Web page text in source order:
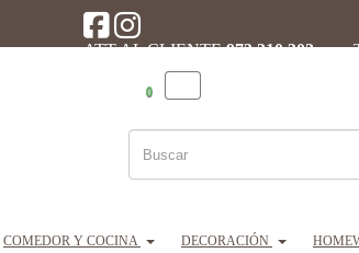
ATT AL CLIENTE973 310 302 ·
0
COMEDOR Y COCINA DECORACIÓN